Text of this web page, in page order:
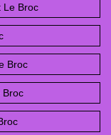
Le Broc
Broc
Broc